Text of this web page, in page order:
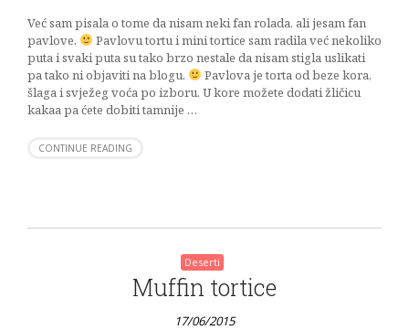
Već sam pisala o tome da nisam neki fan rolada, ali jesam fan
pavlove.
Pavlovu tortu i mini tortice sam radila već nekoliko
puta i svaki puta su tako brzo nestale da nisam stigla uslikati
pa tako ni objaviti na blogu.
Pavlova je torta od beze kora,
šlaga i svježeg voća po izboru. U kore možete dodati žličicu
kakaa pa ćete dobiti tamnije …
CONTINUE READING
Deserti
Muffin tortice
17/06/2015